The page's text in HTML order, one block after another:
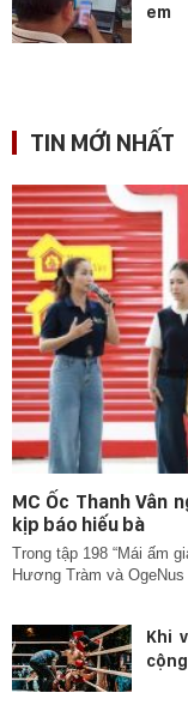
em
TIN MỚI NHẤT
MC Ốc Thanh
kịp báo hiếu bà
Trong tập 198 “Mái ấm
Hương Tràm và
Khi